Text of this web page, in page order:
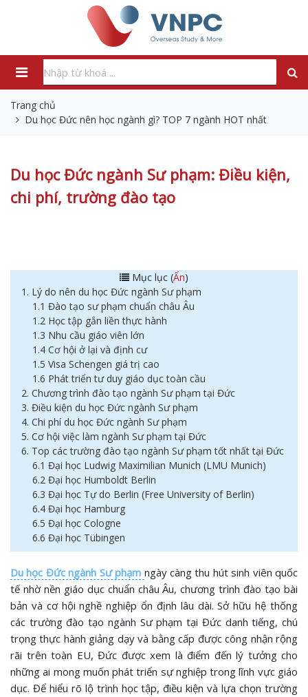
Trang chủ
Du học Đức nên học ngành gì? TOP 7 ngành HOT nhất
Du học Đức ngành Sư phạm: Điều kiện,
chi phí, trường đào tạo
Mục lục (Ẩn)
1. Lý do nên du học Đức ngành Sư phạm
1.1 Đào tạo sư phạm chuẩn châu Âu
1.2 Học tập gắn liền thực hành
1.3 Nhu cầu giáo viên lớn
1.4 Cơ hội ở lại và định cư
1.5 Visa Schengen giá trị cao
1.6 Phát triển tư duy giáo dục toàn cầu
2. Chương trình đào tạo ngành Sư phạm tại Đức
3. Điều kiện du học Đức ngành Sư phạm
4. Chi phí du học Đức ngành Sư phạm
5. Cơ hội việc làm ngành Sư phạm tại Đức
6. Top các trường đào tạo ngành Sư phạm tốt nhất tại Đức
6.1 Đại học Ludwig Maximilian Munich (LMU Munich)
6.2 Đại học Humboldt Berlin
6.3 Đại học Tự do Berlin (Free University of Berlin)
6.4 Đại học Hamburg
6.5 Đại học Cologne
6.6 Đại học Tübingen
Du học Đức ngành Sư phạm ngày càng thu hút sinh viên quốc
tế nhờ nền giáo dục chuẩn châu Âu, chương trình đào tạo bài
bản và cơ hội nghề nghiệp ổn định lâu dài. Sở hữu hệ thống
các trường đào tạo ngành Sư phạm tại Đức danh tiếng, chú
trọng thực hành giảng dạy và bằng cấp được công nhận rộng
rãi trên toàn EU, Đức được xem là điểm đến lý tưởng cho
những ai mong muốn phát triển sự nghiệp trong lĩnh vực giáo
dục. Để hiểu rõ lộ trình học tập, điều kiện và lựa chọn trường